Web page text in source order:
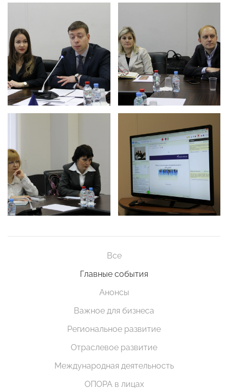
Все
Главные события
Анонсы
Важное для бизнеса
Региональное развитие
Отраслевое развитие
Международная деятельность
ОПОРА в лицах